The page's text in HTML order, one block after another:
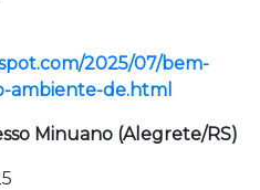
2025/07/bem-
ambiente-de.html
Minuano (Alegrete/RS)